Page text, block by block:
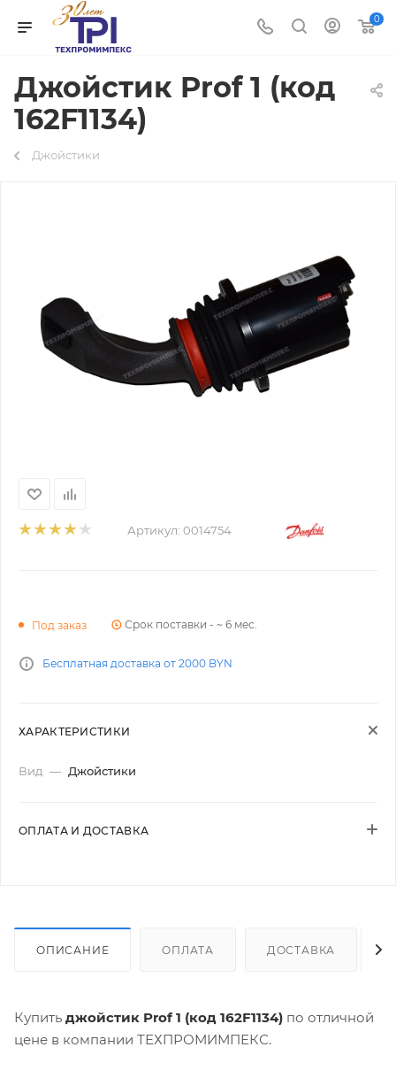
0
Джойстик Prof 1 (код
162F1134)
Джойстики
Артикул: 0014754
Под заказ Срок поставки - ~ 6 мес.
Бесплатная доставка от 2000 BYN
ХАРАКТЕРИСТИКИ
Вид — Джойстики
ОПЛАТА И ДОСТАВКА
ОПИСАНИЕ ОПЛАТА ДОСТАВКА
Купить джойстик Prof 1 (код 162F1134) по отличной
цене в компании ТЕХПРОМИМПЕКС.